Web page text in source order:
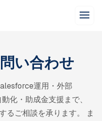
い合わせ
運用・外部
化・助成金支援まで、
るご相談を承ります。 ま